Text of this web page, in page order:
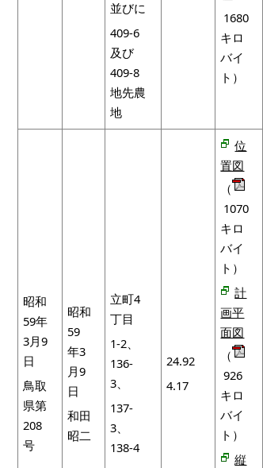
並びに
409-6
及び
409-8
地先農
地
1680
キロ
バイ
ト）
昭和
59年
3月9
日
鳥取
県第
208
号
昭和
59
年3
月9
日
和田
昭二
立町4
丁目
1-2、
136-
3、
137-
3、
138-4
24.92
4.17
位
置図
（
1070
キロ
バイ
ト）
計
画平
面図
（
926
キロ
バイ
ト）
縦